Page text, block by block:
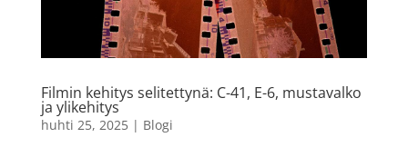
Filmin kehitys selitettynä: C-41, E-6, mustavalko
ja ylikehitys
huhti 25, 2025| Blogi
Ultrafine Xtreme UXF 400
mustavalkofilmi 135, 36
kuvaa
11,90€ + LISÄÄ